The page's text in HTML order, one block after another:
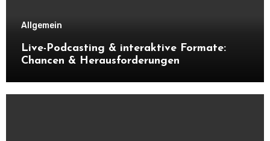
Allgemein
Live-Podcasting & interaktive Formate:
Chancen & Herausforderungen